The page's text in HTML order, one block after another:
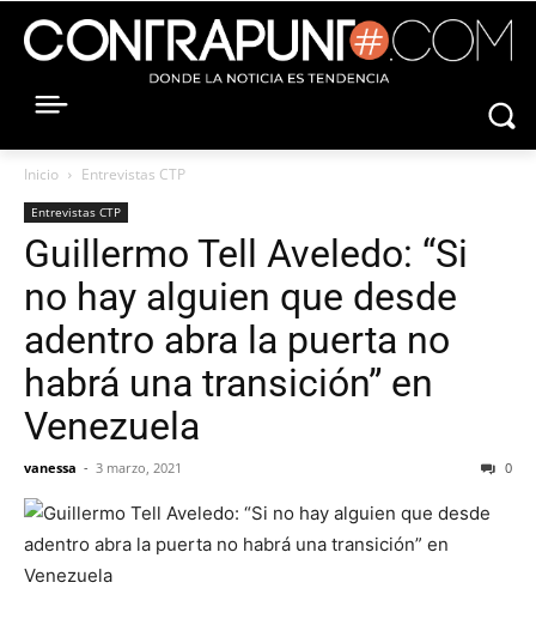
Inicio Entrevistas CTP
Entrevistas CTP
Guillermo Tell Aveledo: “Si
no hay alguien que desde
adentro abra la puerta no
habrá una transición” en
Venezuela
vanessa - 3 marzo, 2021 0